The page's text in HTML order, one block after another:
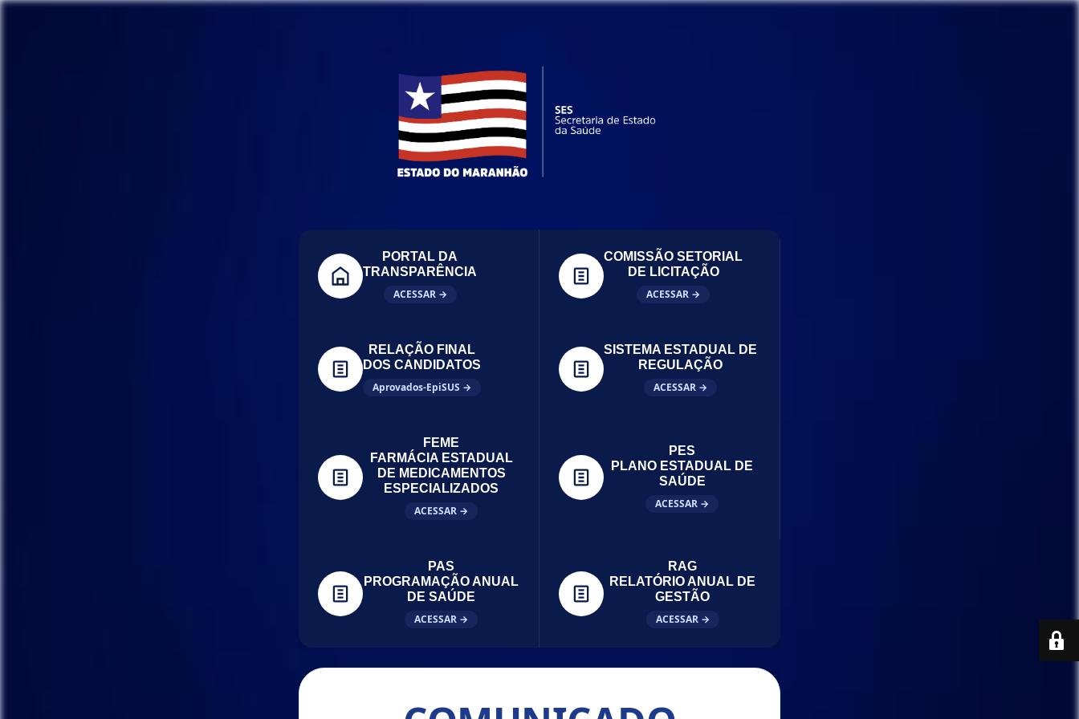
PORTAL DA
TRANSPARÊNCIA
ACESSAR →
COMISSÃO SETORIAL
DE LICITAÇÃO
ACESSAR →
RELAÇÃO FINAL
DOS CANDIDATOS
Aprovados-EpiSUS →
SISTEMA ESTADUAL DE
REGULAÇÃO
ACESSAR →
FEME
FARMÁCIA ESTADUAL
DE MEDICAMENTOS
ESPECIALIZADOS
ACESSAR →
PES
PLANO ESTADUAL DE
SAÚDE
ACESSAR →
PAS
PROGRAMAÇÃO ANUAL
DE SAÚDE
ACESSAR →
RAG
RELATÓRIO ANUAL DE
GESTÃO
ACESSAR →